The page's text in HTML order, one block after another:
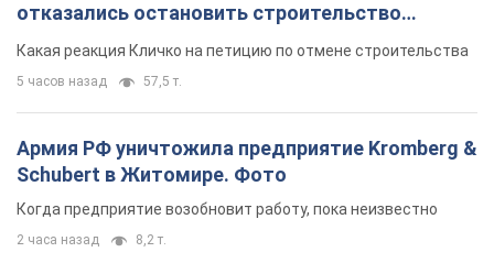
отказались остановить строительство
небоскреба "московского верующего"
Какая реакция Кличко на петицию по отмене строительства
5 часов назад 57,5 т.
Армия РФ уничтожила предприятие Kromberg &
Schubert в Житомире. Фото
Когда предприятие возобновит работу, пока неизвестно
2 часа назад 8,2 т.